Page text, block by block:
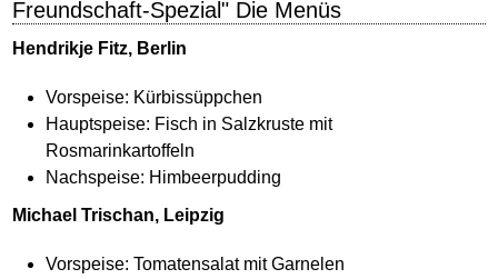
Freundschaft-Spezial" Die Menüs
Hendrikje Fitz, Berlin
Vorspeise: Kürbissüppchen
Hauptspeise: Fisch in Salzkruste mit
Rosmarinkartoffeln
Nachspeise: Himbeerpudding
Michael Trischan, Leipzig
Vorspeise: Tomatensalat mit Garnelen